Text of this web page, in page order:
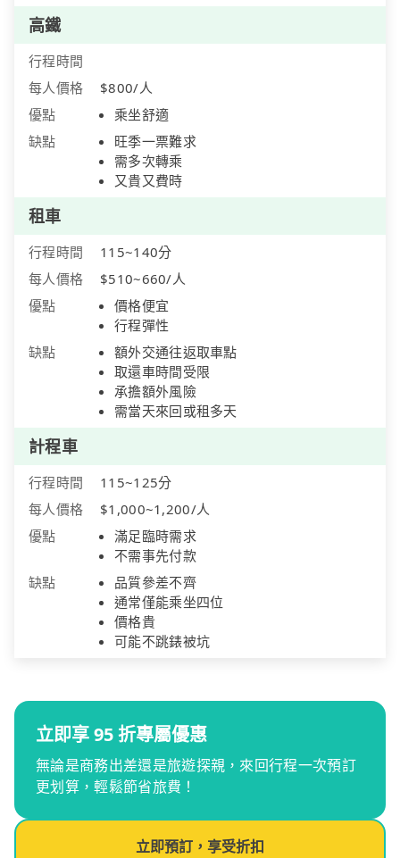
高鐵
行程時間
每人價格
$800/人
優點
乘坐舒適
缺點
旺季一票難求
需多次轉乘
又貴又費時
租車
行程時間
115~140分
每人價格
$510~660/人
優點
價格便宜
行程彈性
缺點
額外交通往返取車點
取還車時間受限
承擔額外風險
需當天來回或租多天
計程車
行程時間
115~125分
每人價格
$1,000~1,200/人
優點
滿足臨時需求
不需事先付款
缺點
品質參差不齊
通常僅能乘坐四位
價格貴
可能不跳錶被坑
立即享 95 折專屬優惠
無論是商務出差還是旅遊探親，來回行程一次預訂
更划算，輕鬆節省旅費！
立即預訂，享受折扣